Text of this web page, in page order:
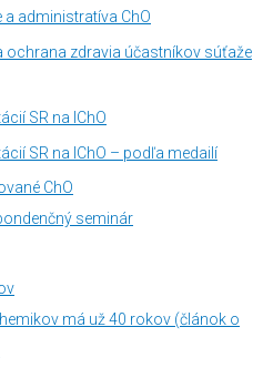
a administratíva ChO
ochrana zdravia účastníkov súťaže
SR na IChO
SR na IChO – podľa medailí
ChO
seminár
má už 40 rokov (článok o